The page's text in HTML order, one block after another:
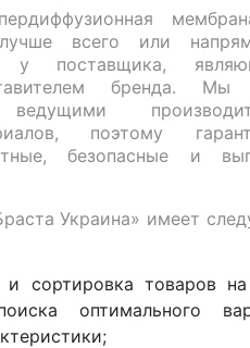
всего или
у поставщика,
бренда. Мы
поэтому
безопасные и
Украина» имеет
сортировка товаров
оптимального